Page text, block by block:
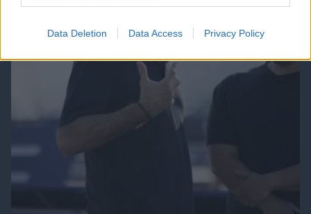
Data Deletion Data Access Privacy Policy